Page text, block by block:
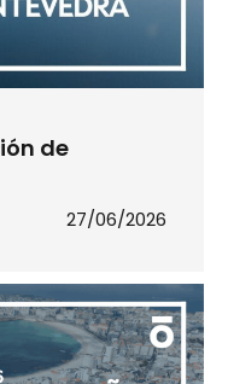
de
27/06/2026